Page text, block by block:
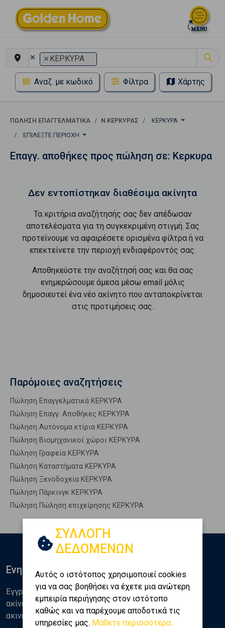
× × ΚΕΡΚΥΡΑ
Αναζ. με κωδικό Φίλτρα Χάρτης
ΠΏΛΗΣΗ ΕΠΑΓΓΕΛΜΑΤΙΚΆ Ν.ΚΕΡΚΥΡΑΣ
ΚΕΡΚΥΡΑ
ΕΠΙΛΈΞΤΕ ΠΕΡΙΟΧΉ
Επαγγ. αποθήκες προς πώληση σε: Κερκυρα
Δεν εντοπίστηκαν διαθέσιμα ακίνητα
Τα κριτήρια αναζήτησής σας δεν απέδωσαν
αποτελέσματα για τη συγκεκριμένη στιγμή. Σας
προτείνουμε να αφαιρέσετε ορισμένα φίλτρα ή να
επεκτείνετε την περιοχή ενδιαφέροντός σας.
Αποθηκεύστε την αναζήτησή σας και θα σας
ενημερώσουμε άμεσα μέσω email μόλις
δημοσιευτεί ένα νέο ακίνητο που ανταποκρίνεται
στις προτιμήσεις σας.
Παρόμοιες αναζητήσεις
Πώληση Επαγγελματικά ΚΕΡΚΥΡΑ
Πώληση Επαγγ. Αποθήκες ΚΕΡΚΥΡΑ
Πώληση Αυτόνομα κτίρια ΚΕΡΚΥΡΑ
Πώληση Βιομηχανικοί χώροι ΚΕΡΚΥΡΑ
Πώληση Γραφεία ΚΕΡΚΥΡΑ
Πώληση Καταστήματα ΚΕΡΚΥΡΑ
Πώληση Ξενοδοχεία ΚΕΡΚΥΡΑ
Πώληση Πάρκινγκ ΚΕΡΚΥΡΑ
Πώληση Πώληση επιχείρησης ΚΕΡΚΥΡΑ
ΣΥΛΛΟΓΗ
ΔΕΔΟΜΕΝΩΝ
Αυτός ο ιστότοπος χρησιμοποιεί cookies
για να σας βοηθήσει να έχετε μια ανώτερη
εμπειρία περιήγησης στον ιστότοπο
καθώς και να παρέχουμε αποδοτικά τις
υπηρεσίες μας. Μάθετε περισσότερα...
Ενημερωθείτε
Εγγραφείτε στο newsletter της Golden Home για νέα
ακίνητα, αναλύσεις και διάφορα θέματα της αγοράς
ακινήτων